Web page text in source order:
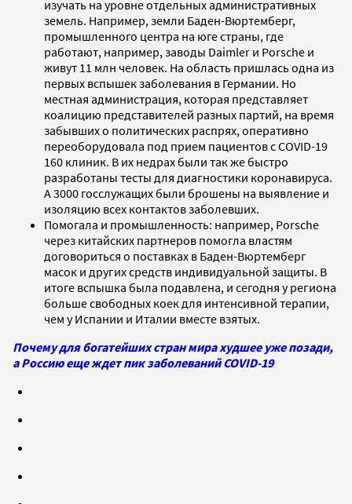
изучать на уровне отдельных административных
земель. Например, земли Баден-Вюртемберг,
промышленного центра на юге страны, где
работают, например, заводы Daimler и Porsche и
живут 11 млн человек. На область пришлась одна из
первых вспышек заболевания в Германии. Но
местная администрация, которая представляет
коалицию представителей разных партий, на время
забывших о политических распрях, оперативно
переоборудовала под прием пациентов с COVID-19
160 клиник. В их недрах были так же быстро
разработаны тесты для диагностики коронавируса.
А 3000 госслужащих были брошены на выявление и
изоляцию всех контактов заболевших.
Помогала и промышленность: например, Porsche
через китайских партнеров помогла властям
договориться о поставках в Баден-Вюртемберг
масок и других средств индивидуальной защиты. В
итоге вспышка была подавлена, и сегодня у региона
больше свободных коек для интенсивной терапии,
чем у Испании и Италии вместе взятых.
Почему для богатейших стран мира худшее уже позади,
а Россию еще ждет пик заболеваний COVID-19